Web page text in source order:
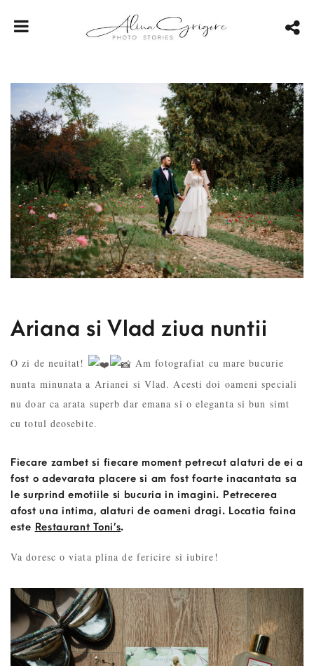
Ariana si Vlad ziua nuntii
O zi de neuitat! Am fotografiat cu mare bucurie
nunta minunata a Arianei si Vlad. Acesti doi oameni speciali
nu doar ca arata superb dar emana si o eleganta si bun simt
cu totul deosebite.
Fiecare zambet si fiecare moment petrecut alaturi de ei a
fost o adevarata placere si am fost foarte inacantata sa
le surprind emotiile si bucuria in imagini. Petrecerea
afost una intima, alaturi de oameni dragi. Locatia faina
este Restaurant Toni’s.
Va doresc o viata plina de fericire si iubire!